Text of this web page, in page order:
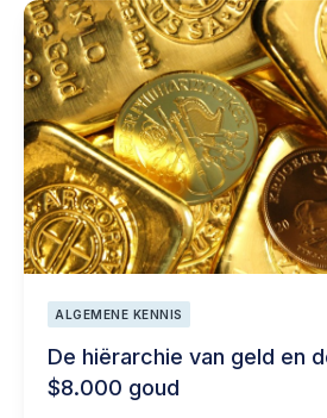
ALGEMENE KENNIS
De hiërarchie van geld en
$8.000 goud